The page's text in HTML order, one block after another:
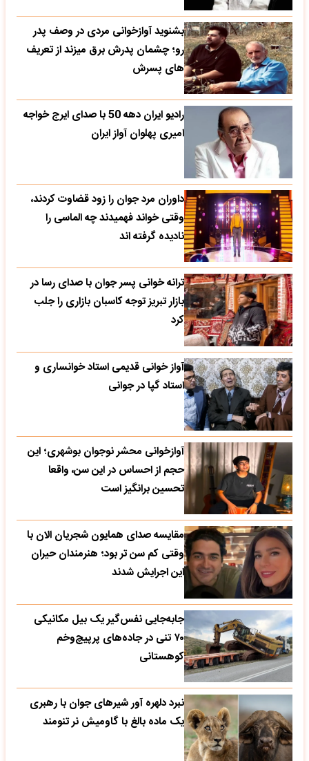
بشنوید آوازخوانی مردی در وصف پدر
رو؛ چشمان پدرش برق میزند از تعریف
های پسرش
رادیو ایران دهه 50 با صدای ایرج خواجه
امیری پهلوان آواز ایران
داوران مرد جوان را زود قضاوت کردند،
وقتی خواند فهمیدند چه الماسی را
نادیده گرفته اند
ترانه خوانی پسر جوان با صدای رسا در
بازار تبریز توجه کاسبان بازاری را جلب
کرد
آواز خوانی قدیمی استاد خوانساری و
استاد گپا در جوانی
آوازخوانی محشر نوجوان بوشهری؛ این
حجم از احساس در این سن، واقعا
تحسین‌ برانگیز است
مقایسه صدای همایون شجریان الان با
وقتی کم سن تر بود؛ هنرمندان حیران
این اجرایش شدند
جابه‌جایی نفس‌گیر یک بیل مکانیکی
۷۰ تنی در جاده‌های پرپیچ‌وخم
کوهستانی
نبرد دلهره آور شیرهای جوان با رهبری
یک ماده بالغ با گاومیش نر تنومند